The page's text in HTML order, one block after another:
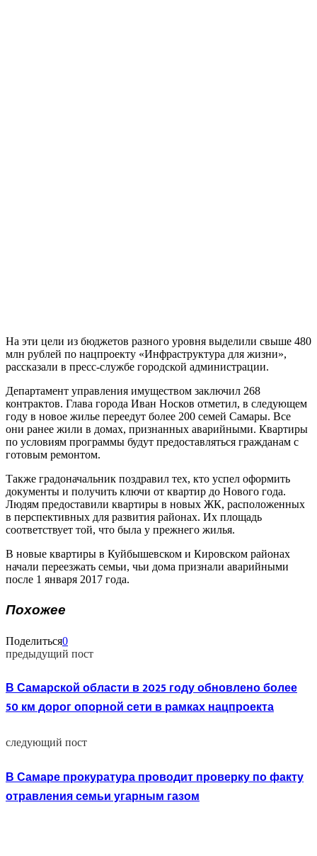
На эти цели из бюджетов разного уровня выделили свыше 480
млн рублей по нацпроекту «Инфраструктура для жизни»,
рассказали в пресс-службе городской администрации.
Департамент управления имуществом заключил 268
контрактов. Глава города Иван Носков отметил, в следующем
году в новое жилье переедут более 200 семей Самары. Все
они ранее жили в домах, признанных аварийными. Квартиры
по условиям программы будут предоставляться гражданам с
готовым ремонтом.
Также градоначальник поздравил тех, кто успел оформить
документы и получить ключи от квартир до Нового года.
Людям предоставили квартиры в новых ЖК, расположенных
в перспективных для развития районах. Их площадь
соответствует той, что была у прежнего жилья.
В новые квартиры в Куйбышевском и Кировском районах
начали переезжать семьи, чьи дома признали аварийными
после 1 января 2017 года.
Похожее
Поделиться0
предыдущий пост
В Самарской области в 2025 году обновлено более
50 км дорог опорной сети в рамках нацпроекта
следующий пост
В Самаре прокуратура проводит проверку по факту
отравления семьи угарным газом